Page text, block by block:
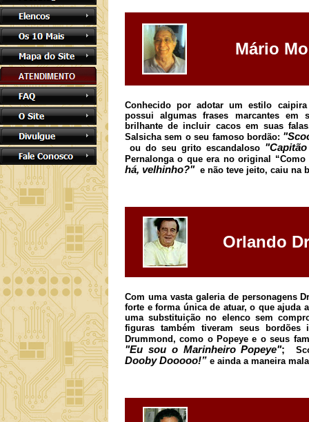
Mário
Conhecido por adotar um estilo
possui algumas frases marcantes em
brilhante de incluir cacos em suas
Salsicha sem o seu famoso bordão:
ou do seu grito escandaloso "Capitão
Pernalonga o que era no original
há, velhinho?" e não teve jeito, caiu na
Orlando
Com uma vasta galeria de personagens
forte e forma única de atuar, o que ajuda
uma substituição no elenco sem
figuras também tiveram seus
Drummond, como o Popeye e o seus
"Eu sou o Marinheiro Popeye";
Dooby Dooooo!” e ainda a maneira